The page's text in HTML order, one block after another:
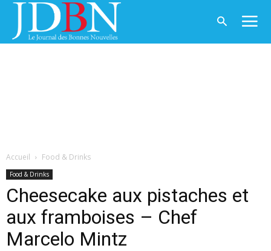
Accueil Food & Drinks
Food & Drinks
Cheesecake aux pistaches et
aux framboises – Chef
Marcelo Mintz